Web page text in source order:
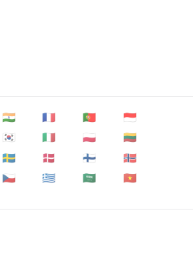
🇮🇳 🇫🇷 🇵🇹 🇮🇩
🇰🇷 🇮🇹 🇵🇱 🇱🇹
🇸🇪 🇩🇰 🇫🇮 🇳🇴
🇨🇿 🇬🇷 🇸🇦 🇻🇳